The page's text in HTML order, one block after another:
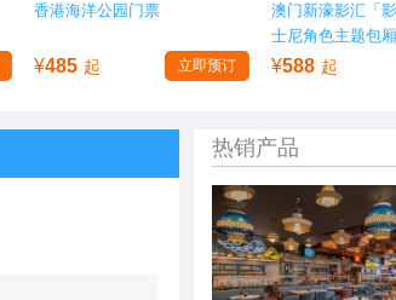
香港海洋公园门票
¥485 起 立即预订
澳门新濠影汇「
士尼角色主题包厢
¥588 起
热销产品